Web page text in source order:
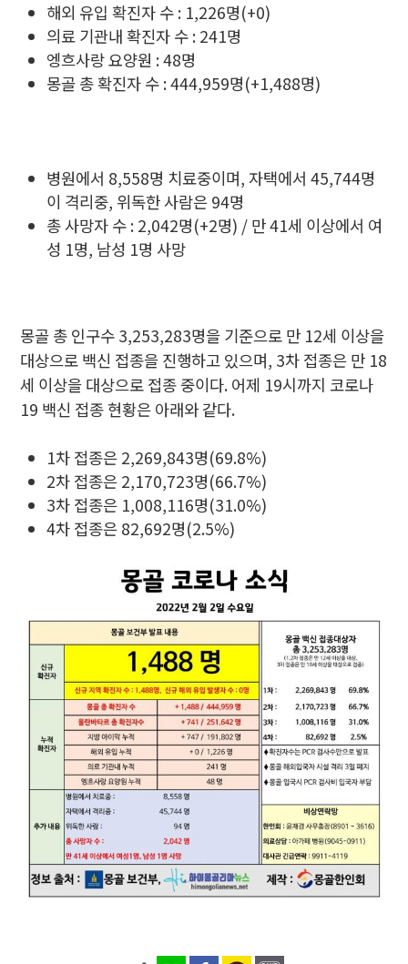
해외 유입 확진자 수 : 1,226명(+0)
의료 기관내 확진자 수 : 241명
엥흐사랑 요양원 : 48명
몽골 총 확진자 수 : 444,959명(+1,488명)
병원에서 8,558명 치료중이며, 자택에서 45,744명
이 격리중, 위독한 사람은 94명
총 사망자 수 : 2,042명(+2명) / 만 41세 이상에서 여
성 1명, 남성 1명 사망
몽골 총 인구수 3,253,283명을 기준으로 만 12세 이상을
대상으로 백신 접종을 진행하고 있으며, 3차 접종은 만 18
세 이상을 대상으로 접종 중이다. 어제 19시까지 코로나
19 백신 접종 현황은 아래와 같다.
1차 접종은 2,269,843명(69.8%)
2차 접종은 2,170,723명(66.7%)
3차 접종은 1,008,116명(31.0%)
4차 접종은 82,692명(2.5%)